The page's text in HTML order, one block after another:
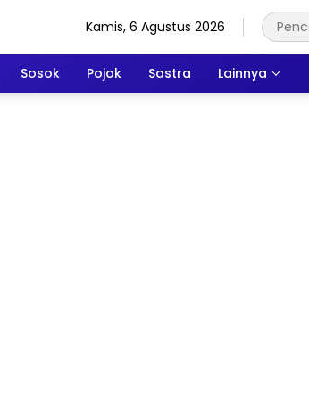
Kamis, 6 Agustus 2026
Sosok Pojok Sastra Lainnya